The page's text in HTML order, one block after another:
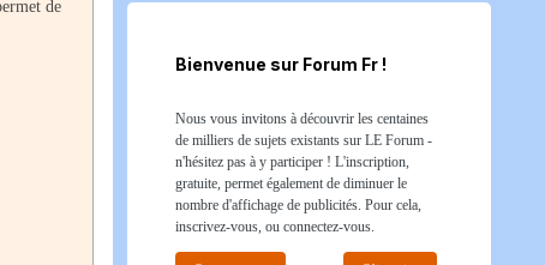
de
Bienvenue sur Forum Fr !
Nous vous invitons à découvrir les centaines
de milliers de sujets existants sur LE Forum -
n'hésitez pas à y participer ! L'inscription,
gratuite, permet également de diminuer le
nombre d'affichage de publicités. Pour cela,
inscrivez-vous, ou connectez-vous.